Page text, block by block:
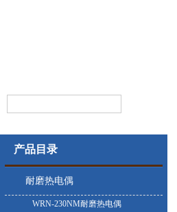
产品目录
耐磨热电偶
WRN-230NM耐磨热电偶